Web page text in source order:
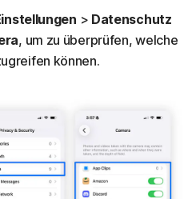
> Datenschutz
, um zu überprüfen, welche
können.